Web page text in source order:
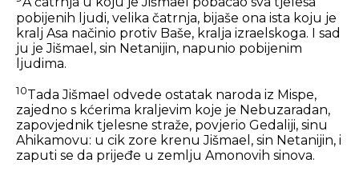
pobijenih ljudi, velika čatrnja, bijaše ona ista koju je
kralj Asa načinio protiv Baše, kralja izraelskoga. I sad
ju je Jišmael, sin Netanijin, napunio pobijenim
ljudima.
10Tada Jišmael odvede ostatak naroda iz Mispe,
zajedno s kćerima kraljevim koje je Nebuzaradan,
zapovjednik tjelesne straže, povjerio Gedaliji, sinu
Ahikamovu: u cik zore krenu Jišmael, sin Netanijin, i
zaputi se da prijeđe u zemlju Amonovih sinova.